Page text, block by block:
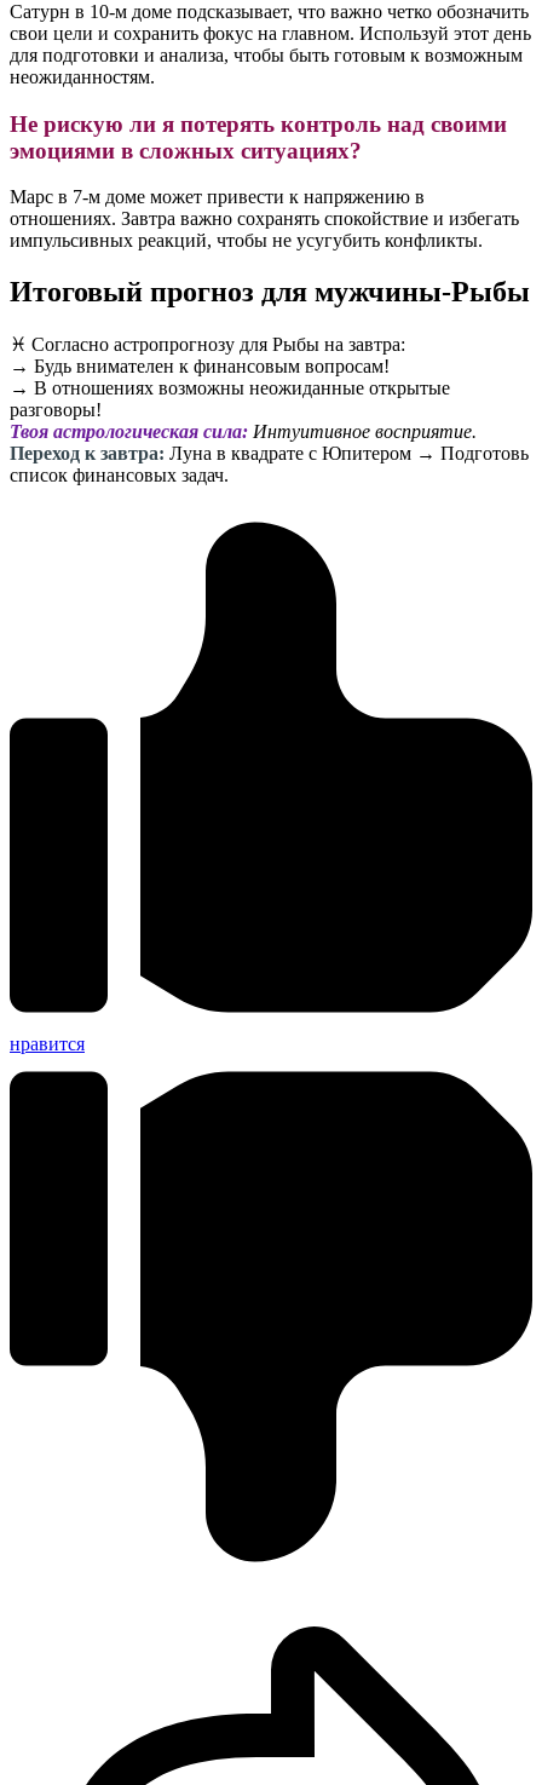
Сатурн в 10-м доме подсказывает, что важно четко обозначить
свои цели и сохранить фокус на главном. Используй этот день
для подготовки и анализа, чтобы быть готовым к возможным
неожиданностям.
Не рискую ли я потерять контроль над своими
эмоциями в сложных ситуациях?
Марс в 7-м доме может привести к напряжению в
отношениях. Завтра важно сохранять спокойствие и избегать
импульсивных реакций, чтобы не усугубить конфликты.
Итоговый прогноз для мужчины-Рыбы
♓️ Согласно астропрогнозу для Рыбы на завтра:
→ Будь внимателен к финансовым вопросам!
→ В отношениях возможны неожиданные открытые
разговоры!
Твоя астрологическая сила: Интуитивное восприятие.
Переход к завтра: Луна в квадрате с Юпитером → Подготовь
список финансовых задач.
нравится